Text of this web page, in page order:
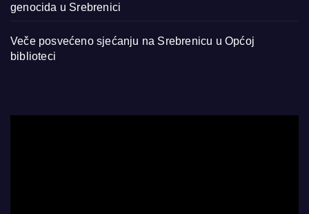
genocida u Srebrenici
Veče posvećeno sjećanju na Srebrenicu u Općoj
biblioteci